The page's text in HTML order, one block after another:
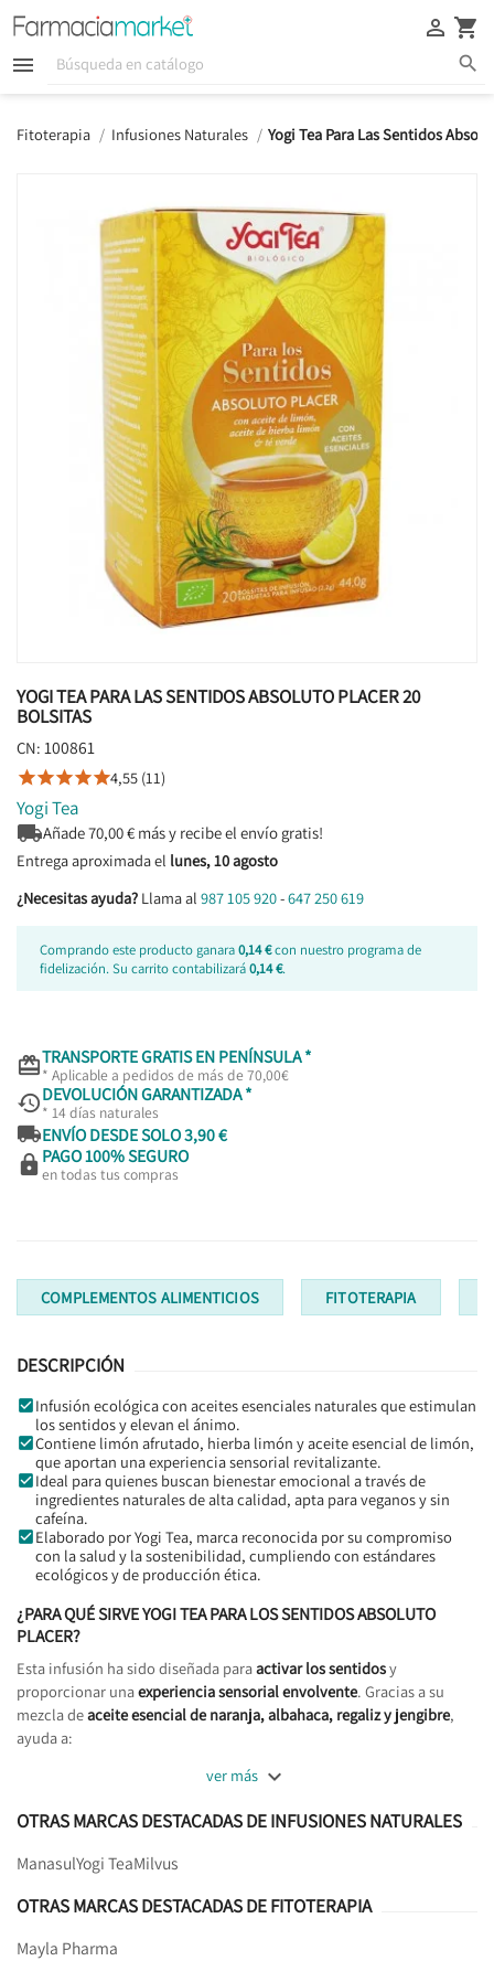
  
 
Fitoterapia Infusiones Naturales Yogi Tea Para Las Sentidos
YOGI TEA PARA LAS SENTIDOS ABSOLUTO PLACER 20
BOLSITAS
CN: 100861
4,55 (11)
Yogi Tea
Añade70,00€ más y recibe el envío gratis!
Entrega aproximada el lunes, 10 agosto
¿Necesitas ayuda? Llama al 987 105 920-647 250 619
Comprando este producto ganara0,14 €con nuestro programa de
fidelización. Su carrito contabilizará0,14 €.
TRANSPORTE GRATIS EN PENÍNSULA *
* Aplicable a pedidos de más de 70,00€
DEVOLUCIÓN GARANTIZADA *
* 14 días naturales
ENVÍO DESDE SOLO 3,90 €
 PAGO 100% SEGURO
en todas tus compras
COMPLEMENTOS ALIMENTICIOS FITOTERAPIA
DESCRIPCIÓN
Infusión ecológica con aceites esenciales naturales que estimulan
los sentidos y elevan el ánimo.
Contiene limón afrutado, hierba limón y aceite esencial de limón,
que aportan una experiencia sensorial revitalizante.
Ideal para quienes buscan bienestar emocional a través de
ingredientes naturales de alta calidad, apta para veganos y sin
cafeína.
Elaborado por Yogi Tea, marca reconocida por su compromiso
con la salud y la sostenibilidad, cumpliendo con estándares
ecológicos y de producción ética.
¿PARA QUÉ SIRVE YOGI TEA PARA LOS SENTIDOS ABSOLUTO
PLACER?
Esta infusión ha sido diseñada paraactivar los sentidosy
proporcionar unaexperiencia sensorial envolvente. Gracias a su
mezcla deaceite esencial de naranja, albahaca, regaliz y jengibre,
ayuda a:
ver más 
OTRAS MARCAS DESTACADAS DE INFUSIONES NATURALES
ManasulYogi TeaMilvus
OTRAS MARCAS DESTACADAS DE FITOTERAPIA
Mayla Pharma